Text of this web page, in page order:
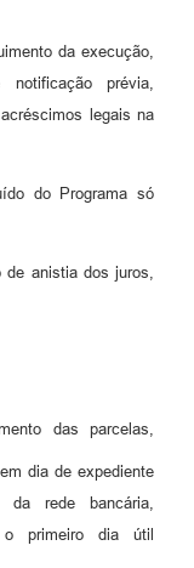
da execução,
prévia,
legais na
do Programa só
de anistia dos juros,
das parcelas,
dia de expediente
da rede bancária,
o primeiro dia útil